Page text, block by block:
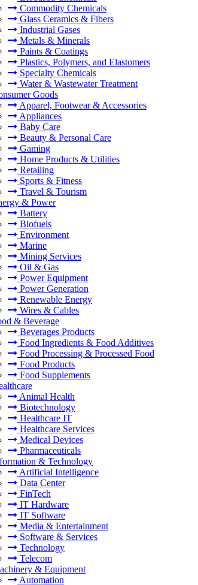
Commodity Chemicals
Glass Ceramics & Fibers
Industrial Gases
Metals & Minerals
Paints & Coatings
Plastics, Polymers, and Elastomers
Specialty Chemicals
Water & Wastewater Treatment
Goods
Apparel, Footwear & Accessories
Appliances
Baby Care
Beauty & Personal Care
Gaming
Home Products & Utilities
Retailing
Sports & Fitness
Travel & Tourism
& Power
Battery
Biofuels
Environment
Marine
Mining Services
Oil & Gas
Power Equipment
Power Generation
Renewable Energy
Wires & Cables
& Beverage
Beverages Products
Food Ingredients & Food Additives
Food Processing & Processed Food
Food Products
Food Supplements
Animal Health
Biotechnology
Healthcare IT
Healthcare Services
Medical Devices
Pharmaceuticals
& Technology
Artificial Intelligence
Data Center
FinTech
IT Hardware
IT Software
Media & Entertainment
Software & Services
Technology
Telecom
& Equipment
Automation